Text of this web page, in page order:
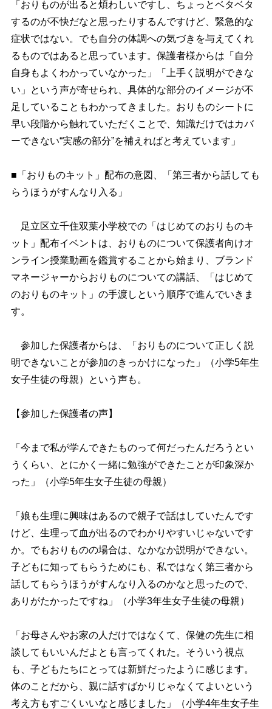
「おりものが出ると煩わしいですし、ちょっとベタベタ
するのが不快だなと思ったりするんですけど、緊急的な
症状ではない。でも自分の体調への気づきを与えてくれ
るものではあると思っています。保護者様からは「自分
自身もよくわかっていなかった」「上手く説明ができな
い」という声が寄せられ、具体的な部分のイメージが不
足していることもわかってきました。おりものシートに
早い段階から触れていただくことで、知識だけではカバ
ーできない“実感の部分”を補えればと考えています」
■「おりものキット」配布の意図、「第三者から話しても
らうほうがすんなり入る」
足立区立千住双葉小学校での「はじめてのおりものキ
ット」配布イベントは、おりものについて保護者向けオ
ンライン授業動画を鑑賞することから始まり、ブランド
マネージャーからおりものについての講話、「はじめて
のおりものキット」の手渡しという順序で進んでいきま
す。
参加した保護者からは、「おりものについて正しく説
明できないことが参加のきっかけになった」（小学5年生
女子生徒の母親）という声も。
【参加した保護者の声】
「今まで私が学んできたものって何だったんだろうとい
うくらい、とにかく一緒に勉強ができたことが印象深か
った」（小学5年生女子生徒の母親）
「娘も生理に興味はあるので親子で話はしていたんです
けど、生理って血が出るのでわかりやすいじゃないです
か。でもおりものの場合は、なかなか説明ができない。
子どもに知ってもらうためにも、私ではなく第三者から
話してもらうほうがすんなり入るのかなと思ったので、
ありがたかったですね」（小学3年生女子生徒の母親）
「お母さんやお家の人だけではなくて、保健の先生に相
談してもいいんだよとも言ってくれた。そういう視点
も、子どもたちにとっては新鮮だったように感じます。
体のことだから、親に話すばかりじゃなくてよいという
考え方もすごくいいなと感じました」（小学4年生女子生